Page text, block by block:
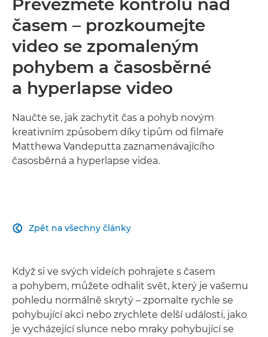
Převezměte kontrolu nad
časem – prozkoumejte
video se zpomaleným
pohybem a časosběrné
a hyperlapse video
Naučte se, jak zachytit čas a pohyb novým
kreativním způsobem díky tipům od filmaře
Matthewa Vandeputta zaznamenávajícího
časosběrná a hyperlapse videa.
Zpět na všechny články

Když si ve svých videích pohrajete s časem
a pohybem, můžete odhalit svět, který je vašemu
pohledu normálně skrytý – zpomalte rychle se
pohybující akci nebo zrychlete delší události, jako
je vycházející slunce nebo mraky pohybující se